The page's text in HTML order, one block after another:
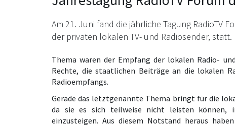
Am 21. Juni fand die jährliche Tagung RadioTV
der privaten lokalen TV- und Radiosender, statt.
Thema waren der Empfang der lokalen Radio-
Rechte, die staatlichen Beiträge an die lokalen
Radioempfangs.
Gerade das letztgenannte Thema bringt für die
da sie es sich teilweise nicht leisten können,
einzusteigen. Aus diesem Notstand heraus